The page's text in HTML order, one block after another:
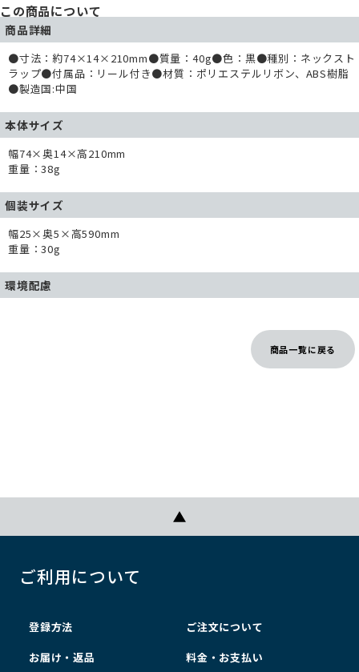
この商品について
商品詳細
●寸法：約74×14×210mm●質量：40g●色：黒●種別：ネックスト
ラップ●付属品：リール付き●材質：ポリエステルリボン、ABS樹脂
●製造国:中国
本体サイズ
幅74×奥14×高210mm
重量：38g
個装サイズ
幅25×奥5×高590mm
重量：30g
環境配慮
商品一覧に戻る
ご利用について
登録方法 ご注文について
お届け・返品 料金・お支払い